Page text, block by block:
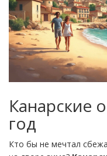
Канарские
год
Кто бы не мечтал